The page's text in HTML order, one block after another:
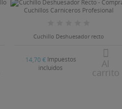
Cuchillo Deshuesador recto
14,70 € Impuestos
incluidos
Al
carrito